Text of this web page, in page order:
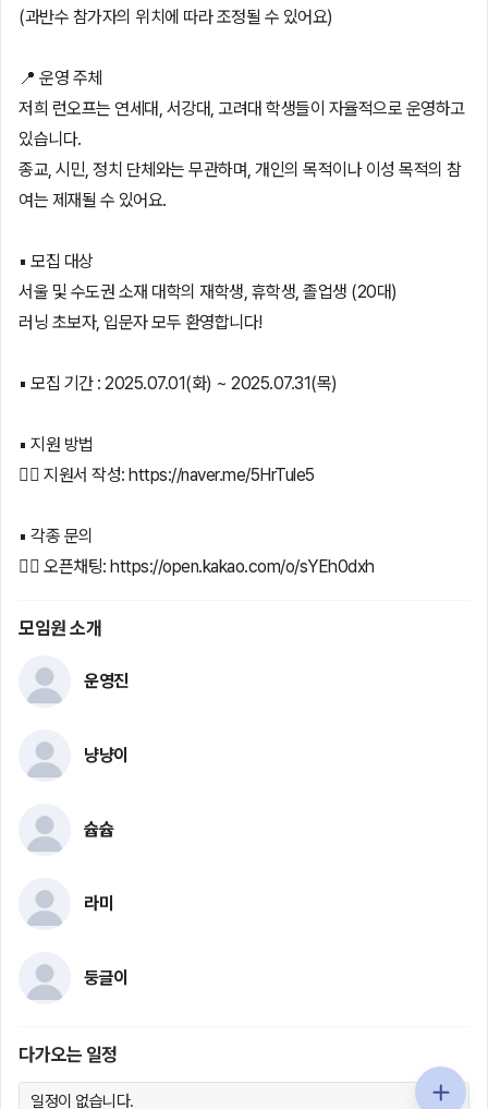
(과반수 참가자의 위치에 따라 조정될 수 있어요)
📍 운영 주체
저희 런오프는 연세대, 서강대, 고려대 학생들이 자율적으로 운영하고
있습니다.
종교, 시민, 정치 단체와는 무관하며, 개인의 목적이나 이성 목적의 참
여는 제재될 수 있어요.
▪️ 모집 대상
서울 및 수도권 소재 대학의 재학생, 휴학생, 졸업생 (20대)
러닝 초보자, 입문자 모두 환영합니다!
▪️ 모집 기간 : 2025.07.01(화) ~ 2025.07.31(목)
▪️ 지원 방법
👉🏻 지원서 작성: https://naver.me/5HrTule5
▪️ 각종 문의
👉🏻 오픈채팅: https://open.kakao.com/o/sYEh0dxh
모임원 소개
운영진
냥냥이
슙슙
라미
둥글이
다가오는 일정
일정이 없습니다.